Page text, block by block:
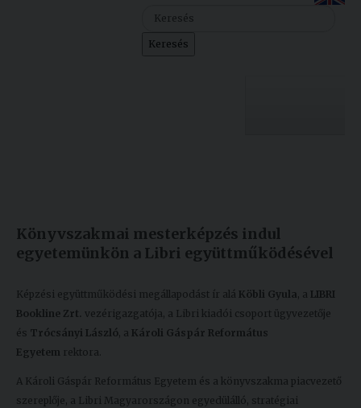
Sport
Akadémia
Keresés
Kutatás
Kiadványok
Könyvszakmai mesterképzés indul
egyetemünkön a Libri együttműködésével
Képzési együttműködési megállapodást ír alá Köbli Gyula, a LIBRI
Bookline Zrt. vezérigazgatója, a Libri kiadói csoport ügyvezetője
és Trócsányi László, a Károli Gáspár Református
Egyetem rektora.
A Károli Gáspár Református Egyetem és a könyvszakma piacvezető
szereplője, a Libri Magyarországon egyedülálló, stratégiai